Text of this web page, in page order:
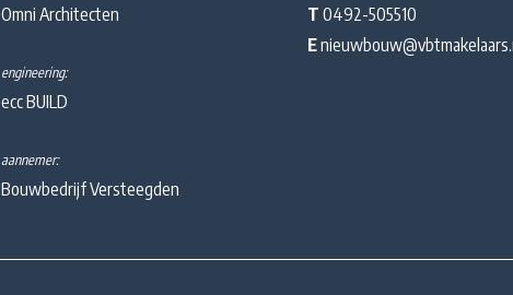
Omni Architecten
engineering:
ecc BUILD
aannemer:
Bouwbedrijf Versteegden
T 0492-505510
E